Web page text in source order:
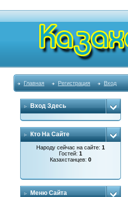
Главная Регистрация Вход
Вход Здесь
Кто На Сайте
Народу сейчас на сайте: 1
Гостей: 1
Казахстанцев: 0
Меню Сайта